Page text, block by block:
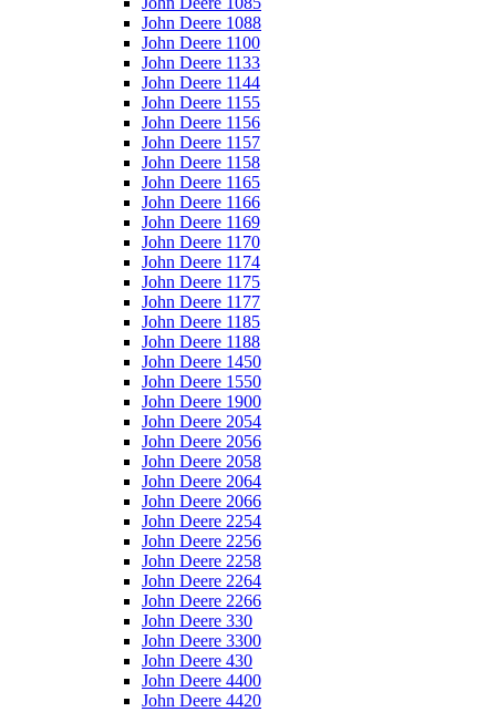
John Deere 1088
John Deere 1100
John Deere 1133
John Deere 1144
John Deere 1155
John Deere 1156
John Deere 1157
John Deere 1158
John Deere 1165
John Deere 1166
John Deere 1169
John Deere 1170
John Deere 1174
John Deere 1175
John Deere 1177
John Deere 1185
John Deere 1188
John Deere 1450
John Deere 1550
John Deere 1900
John Deere 2054
John Deere 2056
John Deere 2058
John Deere 2064
John Deere 2066
John Deere 2254
John Deere 2256
John Deere 2258
John Deere 2264
John Deere 2266
John Deere 330
John Deere 3300
John Deere 430
John Deere 4400
John Deere 4420